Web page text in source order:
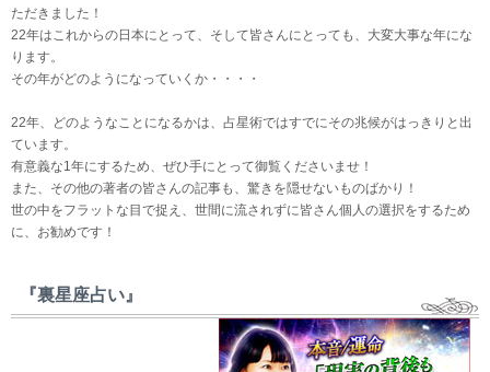
ただきました！
22年はこれからの日本にとって、そして皆さんにとっても、大変大事な年にな
ります。
その年がどのようになっていくか・・・・
22年、どのようなことになるかは、占星術ではすでにその兆候がはっきりと出
ています。
有意義な1年にするため、ぜひ手にとって御覧くださいませ！
また、その他の著者の皆さんの記事も、驚きを隠せないものばかり！
世の中をフラットな目で捉え、世間に流されずに皆さん個人の選択をするため
に、お勧めです！
『裏星座占い』